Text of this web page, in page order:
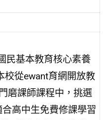
民基本教育核心素養
校從ewant育網開放教
磨課師課程中，挑選
高中生免費修課學習